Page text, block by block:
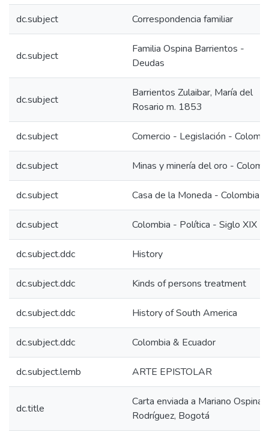
dc.subject Correspondencia familiar
dc.subject
Familia Ospina Barrientos -
Deudas
dc.subject
Barrientos Zulaibar, María del
Rosario m. 1853
dc.subject Comercio - Legislación -
dc.subject Minas y minería del oro -
dc.subject Casa de la Moneda - Colombia
dc.subject Colombia - Política - Siglo XIX
dc.subject.ddc History
dc.subject.ddc Kinds of persons treatment
dc.subject.ddc History of South America
dc.subject.ddc Colombia & Ecuador
dc.subject.lemb ARTE EPISTOLAR
dc.title
Carta enviada a Mariano Ospina
Rodríguez, Bogotá